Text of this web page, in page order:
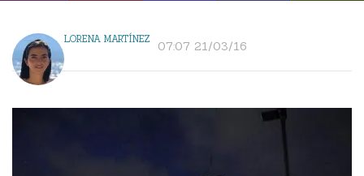
LORENA MARTÍNEZ 07:07 21/03/16